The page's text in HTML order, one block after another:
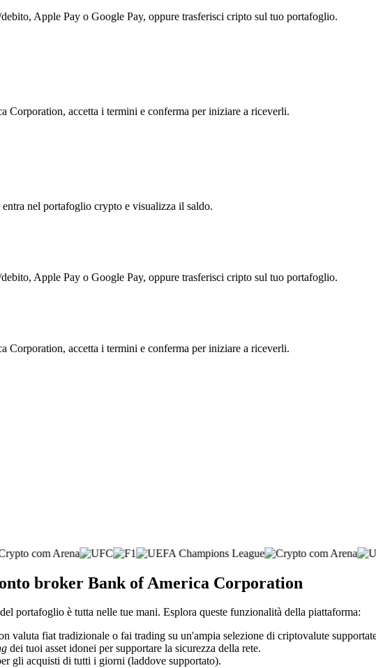
Apple Pay o Google Pay, oppure trasferisci cripto sul tuo portafoglio.
Corporation, accetta i termini e conferma per iniziare a riceverli.
nel portafoglio crypto e visualizza il saldo.
Apple Pay o Google Pay, oppure trasferisci cripto sul tuo portafoglio.
Corporation, accetta i termini e conferma per iniziare a riceverli.
broker Bank of America Corporation
portafoglio è tutta nelle tue mani. Esplora queste funzionalità della piattaforma:
valuta fiat tradizionale o fai trading su un'ampia selezione di criptovalute
dei tuoi asset idonei per supportare la sicurezza della rete.
gli acquisti di tutti i giorni (laddove supportato).